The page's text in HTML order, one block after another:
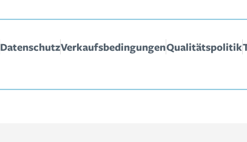
DatenschutzVerkaufsbedingungenQualitätspolitik